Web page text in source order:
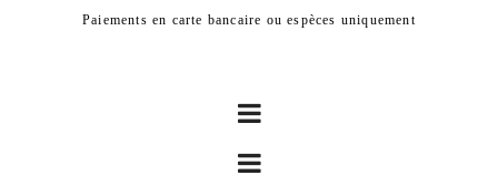
Paiements en carte bancaire ou espèces uniquement